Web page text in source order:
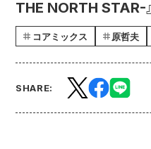
THE NORTH STAR-
コアミックス 原哲夫
SHARE: